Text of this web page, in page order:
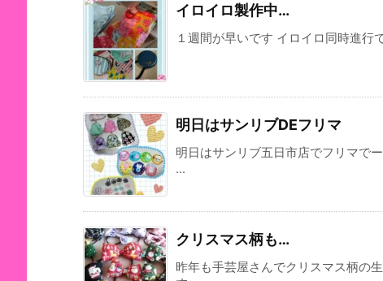
イロイロ製作中…
１週間が早いです イロイロ同時進行
明日はサンリブDEフリマ
明日はサンリブ五日市店でフリマで
...
クリスマス柄も…
昨年も手芸屋さんでクリスマス柄の